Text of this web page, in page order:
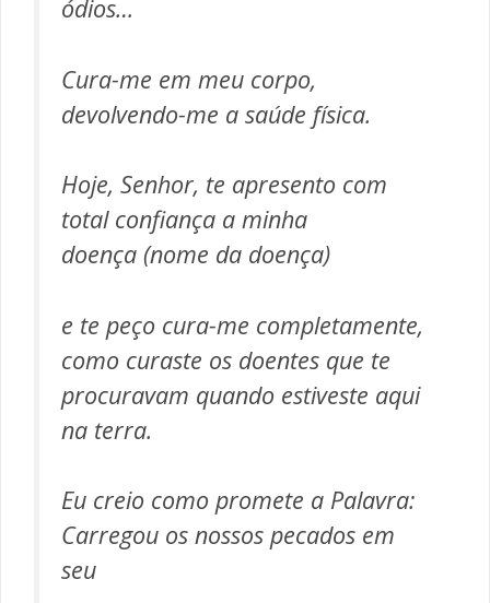
ódios…
Cura-me em meu corpo,
devolvendo-me a saúde física.
Hoje, Senhor, te apresento com
total confiança a minha
doença (nome da doença)
e te peço cura-me completamente,
como curaste os doentes que te
procuravam quando estiveste aqui
na terra.
Eu creio como promete a Palavra:
Carregou os nossos pecados em
seu